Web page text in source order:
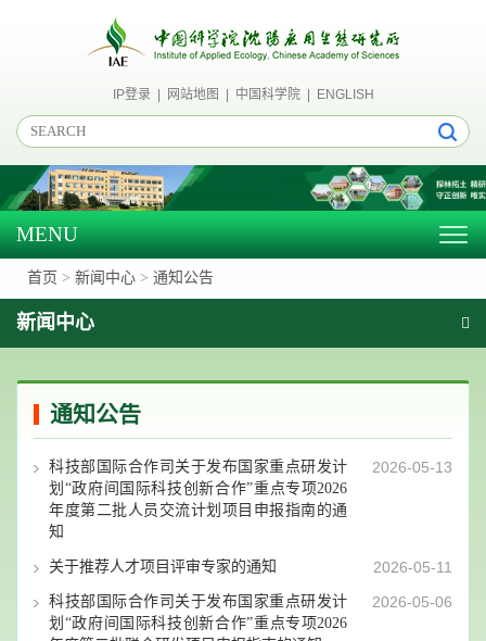
IP登录| 网站地图 中国科学院| ENGLISH
MENU
首页 > 新闻中心 > 通知公告
新闻中心
通知公告
2026-05-13
科技部国际合作司关于发布国家重点研发计
划“政府间国际科技创新合作”重点专项2026
年度第二批人员交流计划项目申报指南的通
知
2026-05-11
关于推荐人才项目评审专家的通知
2026-05-06
科技部国际合作司关于发布国家重点研发计
划“政府间国际科技创新合作”重点专项2026